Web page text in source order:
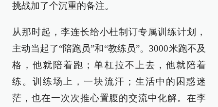
挑战加了个沉重的备注。
从那时起，李连长给小杜制订专属训练计划，
主动当起了“陪跑员”和“教练员”。3000米跑不及
格，他就陪着跑；单杠拉不上去，他就陪着
练。训练场上，一块流汗；生活中的困惑迷
茫，也在一次次推心置腹的交流中化解。在李